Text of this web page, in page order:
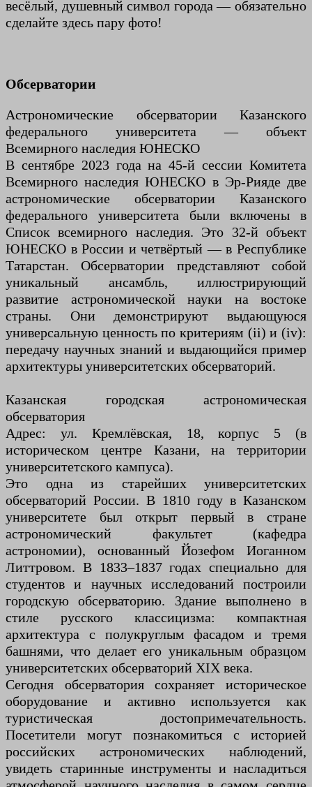
весёлый, душевный символ города — обязательно
сделайте здесь пару фото!
Обсерватории
Астрономические обсерватории Казанского
федерального университета — объект
Всемирного наследия ЮНЕСКО
В сентябре 2023 года на 45-й сессии Комитета
Всемирного наследия ЮНЕСКО в Эр-Рияде две
астрономические обсерватории Казанского
федерального университета были включены в
Список всемирного наследия. Это 32-й объект
ЮНЕСКО в России и четвёртый — в Республике
Татарстан. Обсерватории представляют собой
уникальный ансамбль, иллюстрирующий
развитие астрономической науки на востоке
страны. Они демонстрируют выдающуюся
универсальную ценность по критериям (ii) и (iv):
передачу научных знаний и выдающийся пример
архитектуры университетских обсерваторий.
Казанская городская астрономическая
обсерватория
Адрес: ул. Кремлёвская, 18, корпус 5 (в
историческом центре Казани, на территории
университетского кампуса).
Это одна из старейших университетских
обсерваторий России. В 1810 году в Казанском
университете был открыт первый в стране
астрономический факультет (кафедра
астрономии), основанный Йозефом Иоганном
Литтровом. В 1833–1837 годах специально для
студентов и научных исследований построили
городскую обсерваторию. Здание выполнено в
стиле русского классицизма: компактная
архитектура с полукруглым фасадом и тремя
башнями, что делает его уникальным образцом
университетских обсерваторий XIX века.
Сегодня обсерватория сохраняет историческое
оборудование и активно используется как
туристическая достопримечательность.
Посетители могут познакомиться с историей
российских астрономических наблюдений,
увидеть старинные инструменты и насладиться